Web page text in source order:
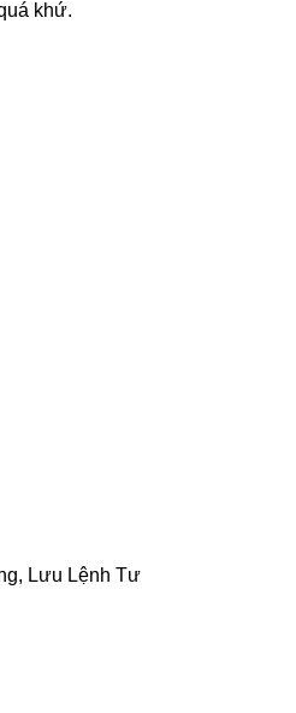
khứ.
Lưu Lệnh Tư